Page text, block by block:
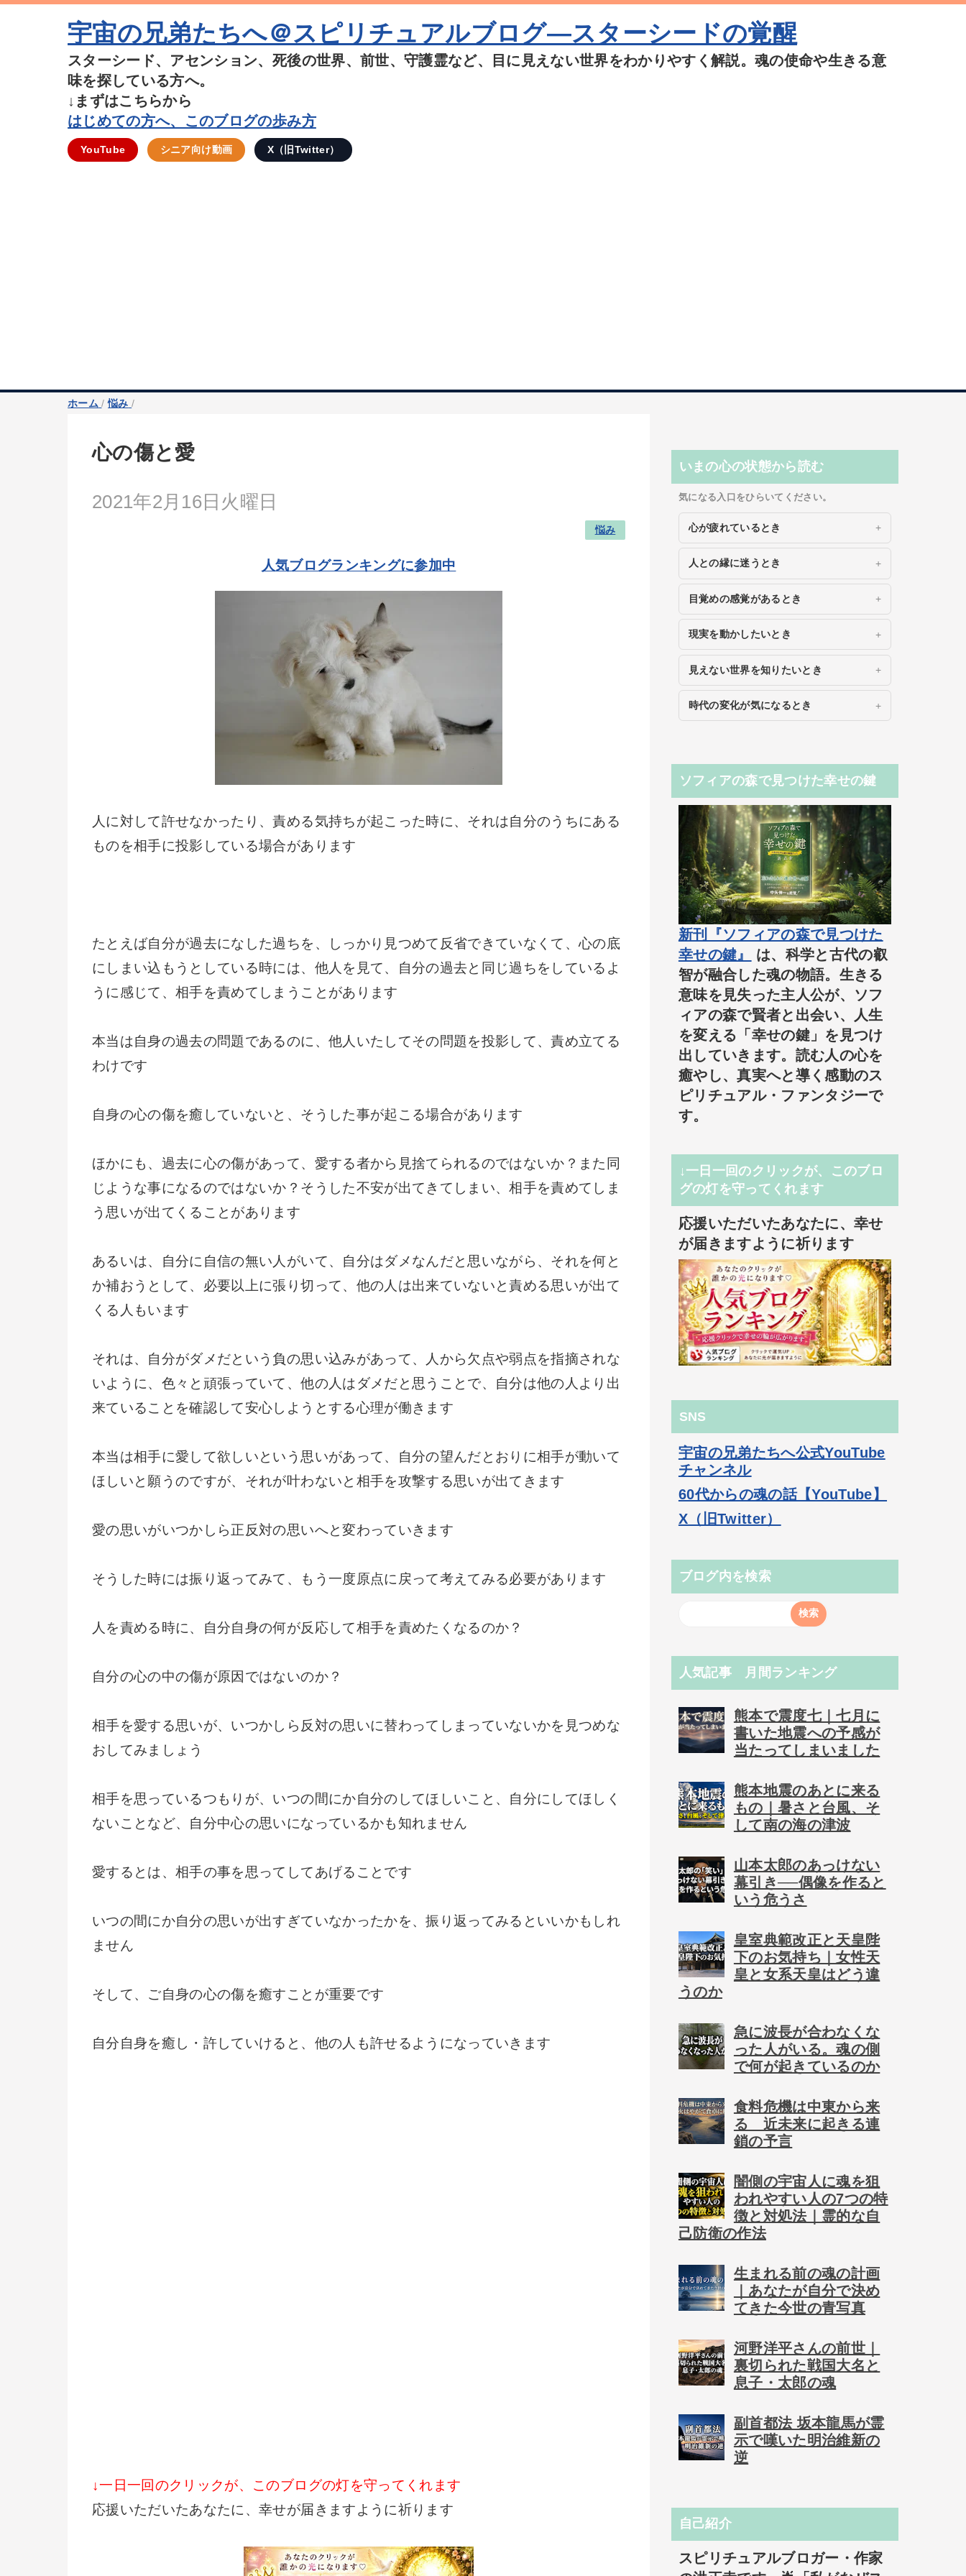
宇宙の兄弟たちへ＠スピリチュアルブログ―スターシードの覚醒
スターシード、アセンション、死後の世界、前世、守護霊など、目に見えない世界をわかりやすく解説。魂の使命や生きる意
味を探している方へ。
↓まずはこちらから
はじめての方へ、このブログの歩み方
YouTube シニア向け動画 X（旧Twitter）
ホーム /悩み /
心の傷と愛
2021年2月16日火曜日
悩み
人気ブログランキングに参加中
人に対して許せなかったり、責める気持ちが起こった時に、それは自分のうちにある
ものを相手に投影している場合があります
たとえば自分が過去になした過ちを、しっかり見つめて反省できていなくて、心の底
にしまい込もうとしている時には、他人を見て、自分の過去と同じ過ちをしているよ
うに感じて、相手を責めてしまうことがあります
本当は自身の過去の問題であるのに、他人いたしてその問題を投影して、責め立てる
わけです
自身の心の傷を癒していないと、そうした事が起こる場合があります
ほかにも、過去に心の傷があって、愛する者から見捨てられるのではないか？また同
じような事になるのではないか？そうした不安が出てきてしまい、相手を責めてしま
う思いが出てくることがあります
あるいは、自分に自信の無い人がいて、自分はダメなんだと思いながら、それを何と
か補おうとして、必要以上に張り切って、他の人は出来ていないと責める思いが出て
くる人もいます
それは、自分がダメだという負の思い込みがあって、人から欠点や弱点を指摘されな
いように、色々と頑張っていて、他の人はダメだと思うことで、自分は他の人より出
来ていることを確認して安心しようとする心理が働きます
本当は相手に愛して欲しいという思いがあって、自分の望んだとおりに相手が動いて
ほしいと願うのですが、それが叶わないと相手を攻撃する思いが出てきます
愛の思いがいつかしら正反対の思いへと変わっていきます
そうした時には振り返ってみて、もう一度原点に戻って考えてみる必要があります
人を責める時に、自分自身の何が反応して相手を責めたくなるのか？
自分の心の中の傷が原因ではないのか？
相手を愛する思いが、いつかしら反対の思いに替わってしまっていないかを見つめな
おしてみましょう
相手を思っているつもりが、いつの間にか自分のしてほしいこと、自分にしてほしく
ないことなど、自分中心の思いになっているかも知れません
愛するとは、相手の事を思ってしてあげることです
いつの間にか自分の思いが出すぎていなかったかを、振り返ってみるといいかもしれ
ません
そして、ご自身の心の傷を癒すことが重要です
自分自身を癒し・許していけると、他の人も許せるようになっていきます
↓一日一回のクリックが、このブログの灯を守ってくれます
応援いただいたあなたに、幸せが届きますように祈ります
いまの心の状態から読む
気になる入口をひらいてください。
心が疲れているとき
人との縁に迷うとき
目覚めの感覚があるとき
現実を動かしたいとき
見えない世界を知りたいとき
時代の変化が気になるとき
ソフィアの森で見つけた幸せの鍵
新刊『ソフィアの森で見つけた
幸せの鍵』
は、科学と古代の叡
智が融合した魂の物語。生きる
意味を見失った主人公が、ソフ
ィアの森で賢者と出会い、人生
を変える「幸せの鍵」を見つけ
出していきます。読む人の心を
癒やし、真実へと導く感動のス
ピリチュアル・ファンタジーで
す。
↓一日一回のクリックが、このブロ
グの灯を守ってくれます
応援いただいたあなたに、幸せ
が届きますように祈ります
SNS
宇宙の兄弟たちへ公式YouTube
チャンネル
60代からの魂の話【YouTube】
X（旧Twitter）
ブログ内を検索
人気記事 月間ランキング
熊本で震度七｜七月に
書いた地震への予感が
当たってしまいました
熊本地震のあとに来る
もの｜暑さと台風、そ
して南の海の津波
山本太郎のあっけない
幕引き──偶像を作ると
いう危うさ
皇室典範改正と天皇陛
下のお気持ち｜女性天
皇と女系天皇はどう違
うのか
急に波長が合わなくな
った人がいる。魂の側
で何が起きているのか
食料危機は中東から来
る 近未来に起きる連
鎖の予言
闇側の宇宙人に魂を狙
われやすい人の7つの特
徴と対処法｜霊的な自
己防衛の作法
生まれる前の魂の計画
｜あなたが自分で決め
てきた今世の青写真
河野洋平さんの前世｜
裏切られた戦国大名と
息子・太郎の魂
副首都法 坂本龍馬が霊
示で嘆いた明治維新の
逆
自己紹介
スピリチュアルブロガー・作家